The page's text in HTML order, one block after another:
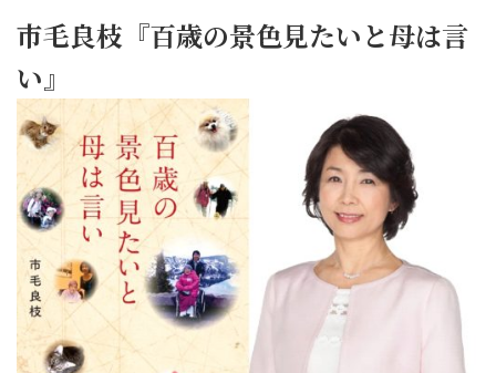
市毛良枝『百歳の景色見たいと母は言
い』